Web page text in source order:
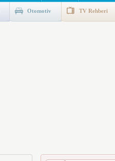
Otomotiv TV Rehberi